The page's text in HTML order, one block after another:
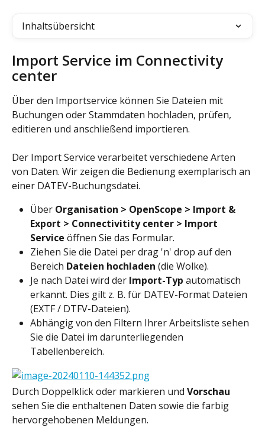
Inhaltsübersicht
Import Service im Connectivity
center
Über den Importservice können Sie Dateien mit
Buchungen oder Stammdaten hochladen, prüfen,
editieren und anschließend importieren.
Der Import Service verarbeitet verschiedene Arten
von Daten. Wir zeigen die Bedienung exemplarisch an
einer DATEV-Buchungsdatei.
Über Organisation > OpenScope > Import &
Export > Connectivitity center > Import
Service öffnen Sie das Formular.
Ziehen Sie die Datei per drag 'n' drop auf den
Bereich Dateien hochladen (die Wolke).
Je nach Datei wird der Import-Typ automatisch
erkannt. Dies gilt z. B. für DATEV-Format Dateien
(EXTF / DTFV-Dateien).
Abhängig von den Filtern Ihrer Arbeitsliste sehen
Sie die Datei im darunterliegenden
Tabellenbereich.
Durch Doppelklick oder markieren und Vorschau
sehen Sie die enthaltenen Daten sowie die farbig
hervorgehobenen Meldungen.